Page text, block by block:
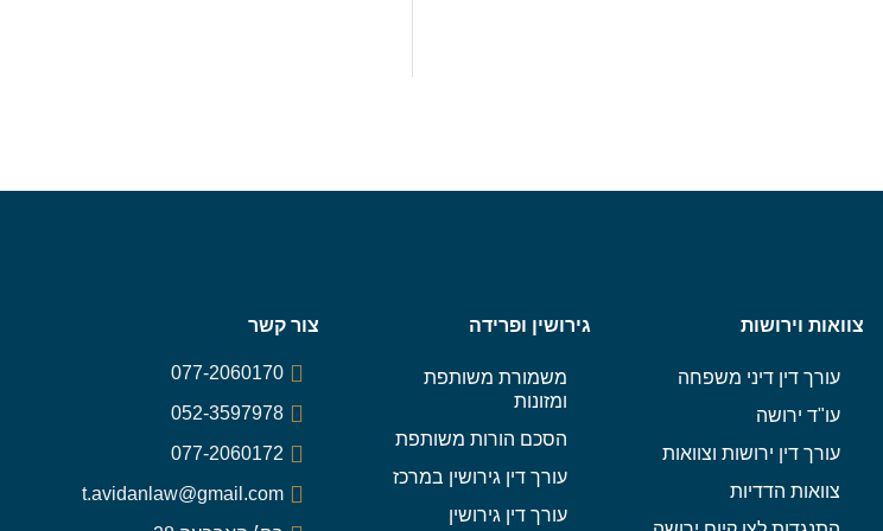
צוואות וירושות
עורך דין דיני משפחה
עו"ד ירושה
עורך דין ירושות וצוואות
צוואות הדדיות
גירושין ופרידה
משמורת משותפת
ומזונות
הסכם הורות משותפת
עורך דין גירושין במרכז
עורך דין גירושין
צור קשר
077-2060170
052-3597978
077-2060172
t.avidanlaw@gmail.com